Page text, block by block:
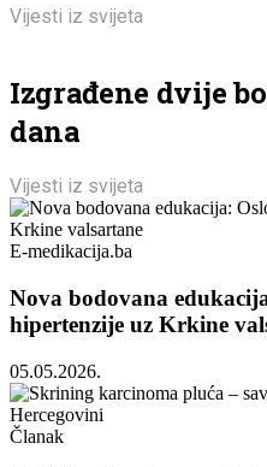
Vijesti iz svijeta
Izgrađene dvije
dana
Vijesti iz svijeta
E-medikacija.ba
Nova bodovana
hipertenzije uz Krkine
05.05.2026.
Članak